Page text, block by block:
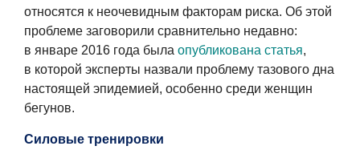
относятся к неочевидным факторам риска. Об этой
проблеме заговорили сравнительно недавно:
в январе 2016 года была опубликована статья,
в которой эксперты назвали проблему тазового дна
настоящей эпидемией, особенно среди женщин
бегунов.
Силовые тренировки